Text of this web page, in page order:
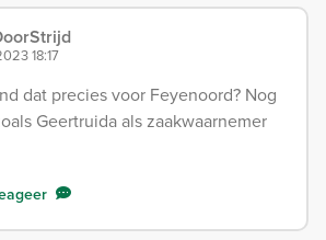
18:17
dat precies voor Feyenoord? Nog
Geertruida als zaakwaarnemer